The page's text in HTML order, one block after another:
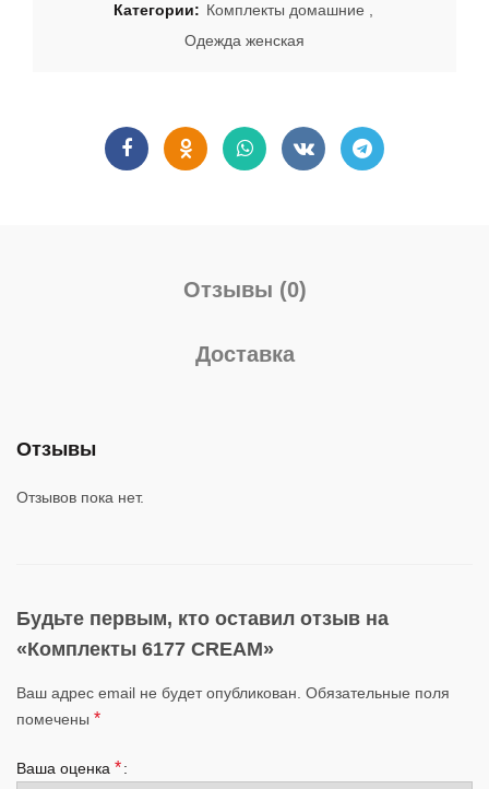
Категории: Комплекты домашние
Одежда женская
Отзывы (0)
Доставка
Отзывы
Отзывов пока нет.
Будьте первым, кто оставил отзыв на
«Комплекты 6177 CREAM»
Ваш адрес email не будет опубликован. Обязательные поля
помечены *
Ваша оценка *